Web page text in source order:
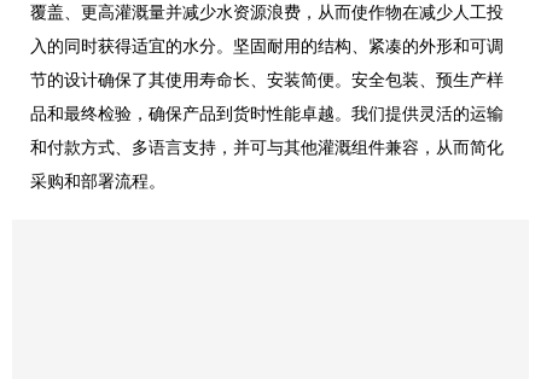
覆盖、更高灌溉量并减少水资源浪费，从而使作物在减少人工投
入的同时获得适宜的水分。坚固耐用的结构、紧凑的外形和可调
节的设计确保了其使用寿命长、安装简便。安全包装、预生产样
品和最终检验，确保产品到货时性能卓越。我们提供灵活的运输
和付款方式、多语言支持，并可与其他灌溉组件兼容，从而简化
采购和部署流程。